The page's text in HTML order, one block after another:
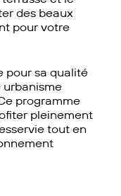
des beaux
pour votre
pour sa qualité
urbanisme
programme
pleinement
tout en